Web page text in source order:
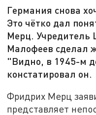
Германия снова
Это чётко дал
Мерц. Учредитель
Малофеев сделал
"Видно, в 1945-м
констатировал он.
Фридрих Мерц
представляет